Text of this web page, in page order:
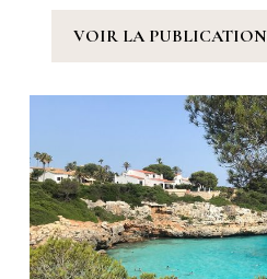
VOIR LA PUBLICATION